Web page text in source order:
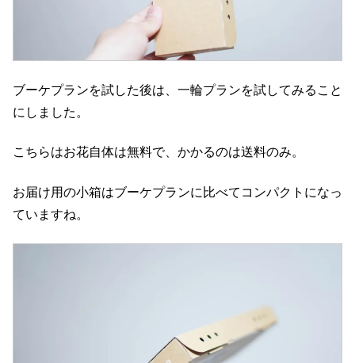
ブーケプランを試した後は、一輪プランを試してみること
にしました。
こちらはお花自体は無料で、かかるのは送料のみ。
お届け用の小箱はブーケプランに比べてコンパクトになっ
ていますね。